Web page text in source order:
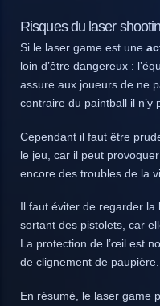
Risques du laser
Si le laser game est une
loin d’être dangereux :
assure aux joueurs de ne
contraire du paintball il n’y
Cependant il faut être
le jeu, car il peut
encore des troubles de la
Il faut éviter de regarder
sortant des pistolets, car
La protection de l’œil est
de clignement de paupière.
En résumé, le laser game